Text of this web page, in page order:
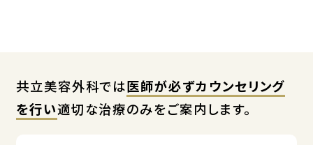
共立美容外科では医師が必ずカウンセリング
を行い適切な治療のみをご案内します。